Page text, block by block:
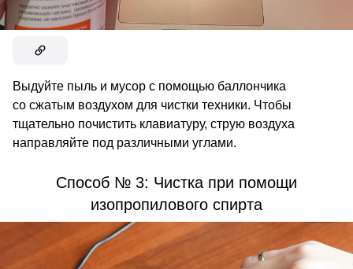
Выдуйте пыль и мусор с помощью баллончика
со сжатым воздухом для чистки техники. Чтобы
тщательно почистить клавиатуру, струю воздуха
направляйте под различными углами.
Способ № 3: Чистка при помощи
изопропилового спирта